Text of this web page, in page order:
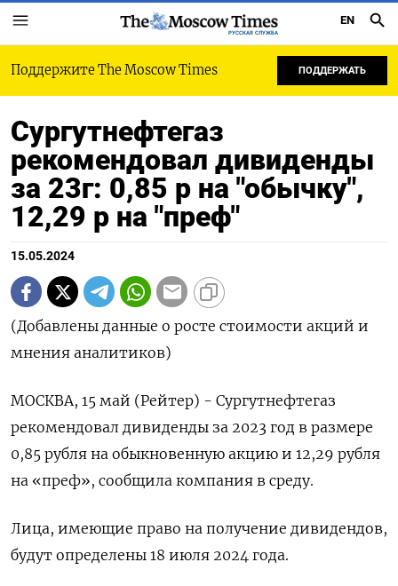
РУССКАЯ СЛУЖБА
EN
Поддержите The Moscow Times ПОДДЕРЖАТЬ
Сургутнефтегаз
рекомендовал дивиденды
за 23г: 0,85 р на "обычку",
12,29 р на "преф"
15.05.2024
(Добавлены данные о росте стоимости акций и
мнения аналитиков)
МОСКВА, 15 май (Рейтер) - Сургутнефтегаз
рекомендовал дивиденды за 2023 год в размере
0,85 рубля на обыкновенную акцию и 12,29 рубля
на «преф», сообщила компания в среду.
Лица, имеющие право на получение дивидендов,
будут определены 18 июля 2024 года.